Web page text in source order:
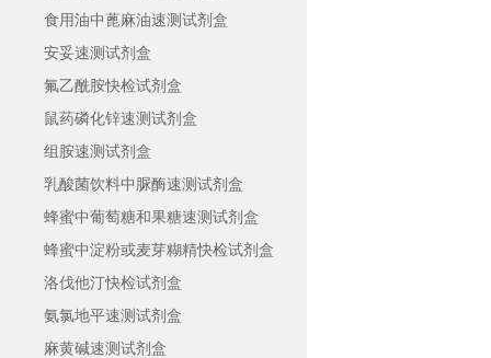
食用油中蓖麻油速测试剂盒
安妥速测试剂盒
氟乙酰胺快检试剂盒
鼠药磷化锌速测试剂盒
组胺速测试剂盒
乳酸菌饮料中脲酶速测试剂盒
蜂蜜中葡萄糖和果糖速测试剂盒
蜂蜜中淀粉或麦芽糊精快检试剂盒
洛伐他汀快检试剂盒
氨氯地平速测试剂盒
麻黄碱速测试剂盒